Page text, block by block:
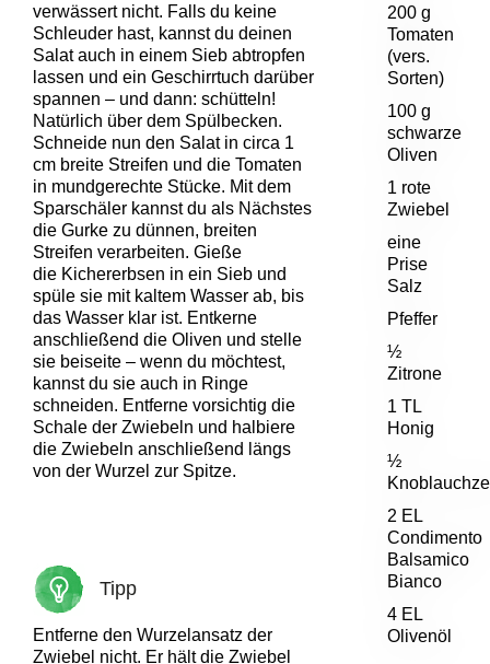
200 g
Tomaten
(vers.
Sorten)
100 g
schwarze
Oliven
1 rote
Zwiebel
eine
Prise
Salz
Pfeffer
½
Zitrone
1 TL
Honig
½
2 EL
Condimento
Balsamico
Bianco
4 EL
Olivenöl
verwässert nicht. Falls du keine
Schleuder hast, kannst du deinen
Salat auch in einem Sieb abtropfen
lassen und ein Geschirrtuch darüber
spannen – und dann: schütteln!
Natürlich über dem Spülbecken.
Schneide nun den Salat in circa 1
cm breite Streifen und die Tomaten
in mundgerechte Stücke. Mit dem
Sparschäler kannst du als Nächstes
die Gurke zu dünnen, breiten
Streifen verarbeiten. Gieße
die Kichererbsen in ein Sieb und
spüle sie mit kaltem Wasser ab, bis
das Wasser klar ist. Entkerne
anschließend die Oliven und stelle
sie beiseite – wenn du möchtest,
kannst du sie auch in Ringe
schneiden. Entferne vorsichtig die
Schale der Zwiebeln und halbiere
die Zwiebeln anschließend längs
von der Wurzel zur Spitze.
Tipp
Entferne den Wurzelansatz der
Zwiebel nicht. Er hält die Zwiebel